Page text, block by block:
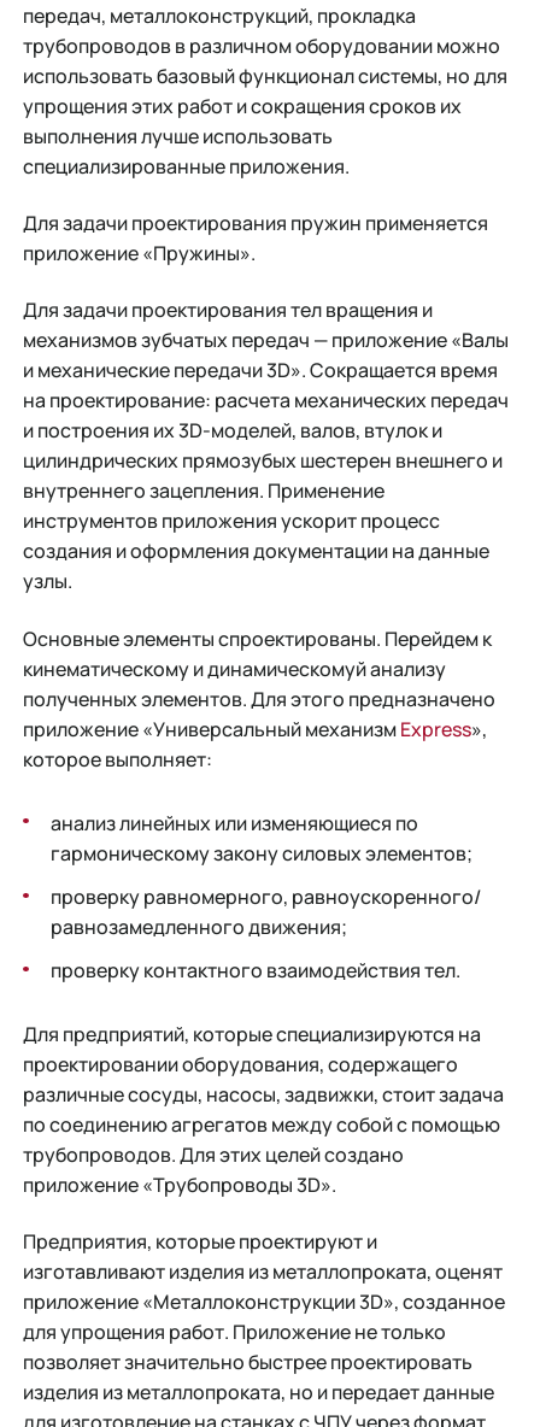
передач, металлоконструкций, прокладка
трубопроводов в различном оборудовании можно
использовать базовый функционал системы, но для
упрощения этих работ и сокращения сроков их
выполнения лучше использовать
специализированные приложения.
Для задачи проектирования пружин применяется
приложение «Пружины».
Для задачи проектирования тел вращения и
механизмов зубчатых передач — приложение «Валы
и механические передачи 3D». Сокращается время
на проектирование: расчета механических передач
и построения их 3D-моделей, валов, втулок и
цилиндрических прямозубых шестерен внешнего и
внутреннего зацепления. Применение
инструментов приложения ускорит процесс
создания и оформления документации на данные
узлы.
Основные элементы спроектированы. Перейдем к
кинематическому и динамическомуй анализу
полученных элементов. Для этого предназначено
приложение «Универсальный механизмExpress»,
которое выполняет:
анализ линейных или изменяющиеся по
гармоническому закону силовых элементов;
проверку равномерного, равноускоренного/
равнозамедленного движения;
проверку контактного взаимодействия тел.
Для предприятий, которые специализируются на
проектировании оборудования, содержащего
различные сосуды, насосы, задвижки, стоит задача
по соединению агрегатов между собой с помощью
трубопроводов. Для этих целей создано
приложение «Трубопроводы 3D».
Предприятия, которые проектируют и
изготавливают изделия из металлопроката, оценят
приложение «Металлоконструкции 3D», созданное
для упрощения работ. Приложение не только
позволяет значительно быстрее проектировать
изделия из металлопроката, но и передает данные